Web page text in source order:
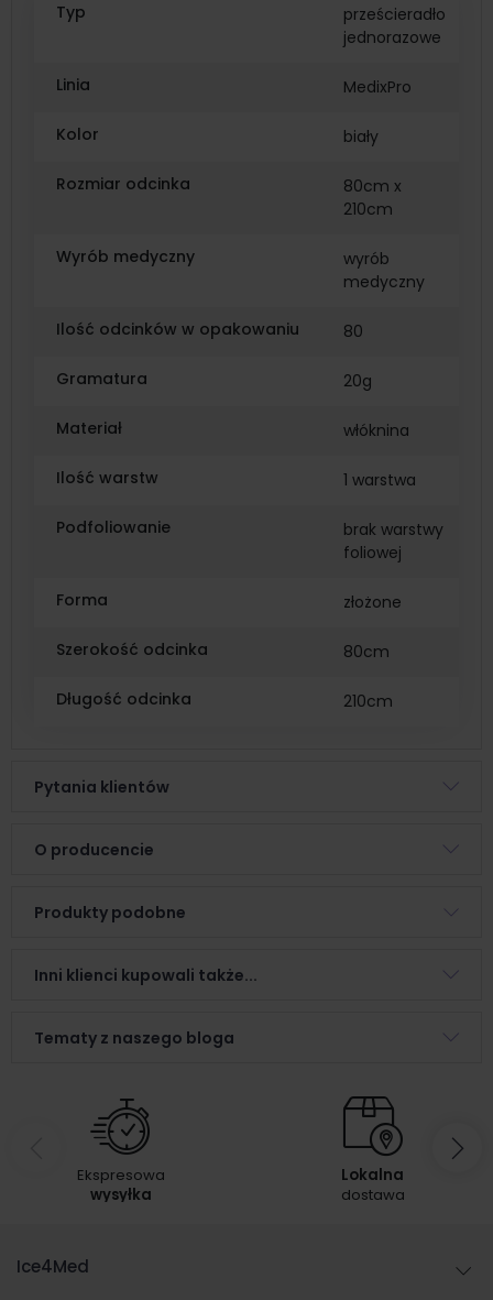
Typ
prześcieradło
jednorazowe
Linia MedixPro
Kolor biały
Rozmiar odcinka
80cm x
210cm
Wyrób medyczny
wyrób
medyczny
Ilość odcinków w opakowaniu 80
Gramatura 20g
Materiał włóknina
Ilość warstw 1 warstwa
Podfoliowanie
brak warstwy
foliowej
Forma złożone
Szerokość odcinka 80cm
Długość odcinka 210cm
Pytania klientów
O producencie
Produkty podobne
Inni klienci kupowali także...
Tematy z naszego bloga
Ekspresowa
wysyłka
Lokalna
dostawa
Ice4Med